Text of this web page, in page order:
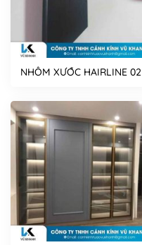
NHÔM XƯỚC HAIRLINE 02